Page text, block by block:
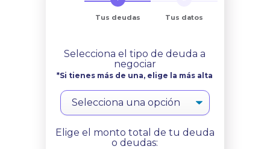
Tus deudas Tus datos
Selecciona el tipo de deuda a
negociar
*Si tienes más de una, elige la más alta
Elige el monto total de tu deuda
o deudas: